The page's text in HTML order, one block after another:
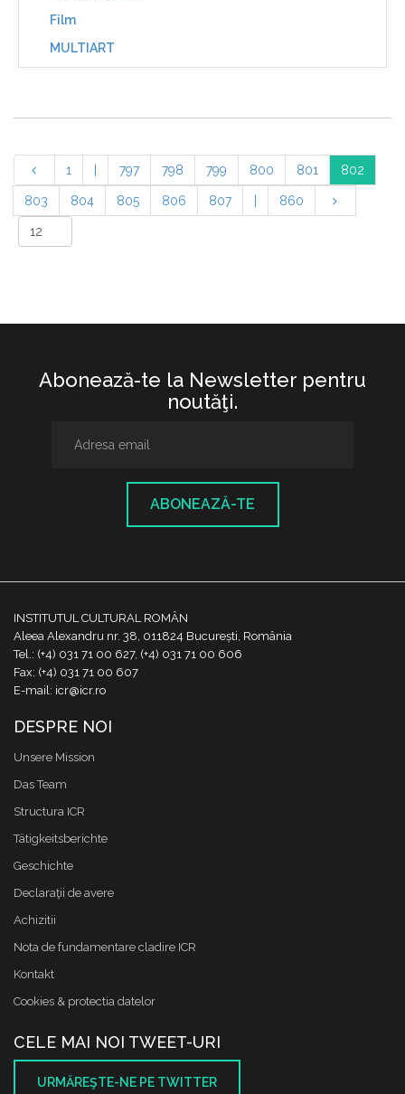
Film
MULTIART
1 797 798 799 800 801 802
803 804 805 806 807 860
Abonează-te la Newsletter pentru
noutăţi.
ABONEAZĂ-TE
INSTITUTUL CULTURAL ROMÂN
Aleea Alexandru nr. 38, 011824 București, România
Tel.: (+4) 031 71 00 627, (+4) 031 71 00 606
Fax: (+4) 031 71 00 607
E-mail: icr@icr.ro
DESPRE NOI
Unsere Mission
Das Team
Structura ICR
Tätigkeitsberichte
Geschichte
Declaraţii de avere
Achizitii
Nota de fundamentare cladire ICR
Kontakt
Cookies & protectia datelor
CELE MAI NOI TWEET-URI
URMĂREŞTE-NE PE TWITTER